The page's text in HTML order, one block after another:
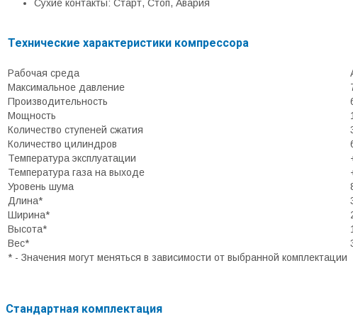
Сухие контакты: Старт, Стоп, Авария
Технические характеристики компрессора
Рабочая среда
Максимальное давление
Производительность
Мощность
Количество ступеней сжатия
Количество цилиндров
Температура эксплуатации
Температура газа на выходе
Уровень шума
Длина*
Ширина*
Высота*
Вес*
* - Значения могут меняться в зависимости от выбранной комплектации
Стандартная комплектация